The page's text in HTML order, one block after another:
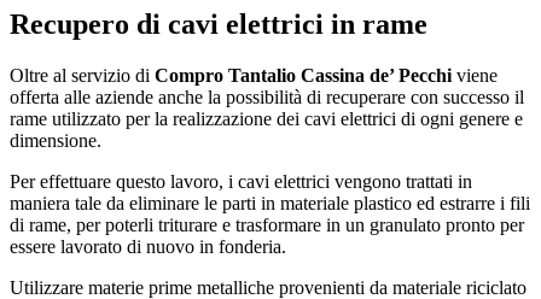
Recupero di cavi elettrici in rame
Oltre al servizio di Compro Tantalio Cassina de’ Pecchi viene
offerta alle aziende anche la possibilità di recuperare con successo il
rame utilizzato per la realizzazione dei cavi elettrici di ogni genere e
dimensione.
Per effettuare questo lavoro, i cavi elettrici vengono trattati in
maniera tale da eliminare le parti in materiale plastico ed estrarre i fili
di rame, per poterli triturare e trasformare in un granulato pronto per
essere lavorato di nuovo in fonderia.
Utilizzare materie prime metalliche provenienti da materiale riciclato